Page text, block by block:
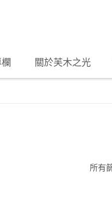
關於芙木之光
所有